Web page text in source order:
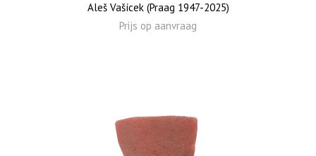
Aleš Vašícek (Praag 1947-2025)
Prijs op aanvraag